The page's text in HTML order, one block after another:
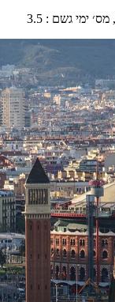
מס׳ ימי גשם :
3.5